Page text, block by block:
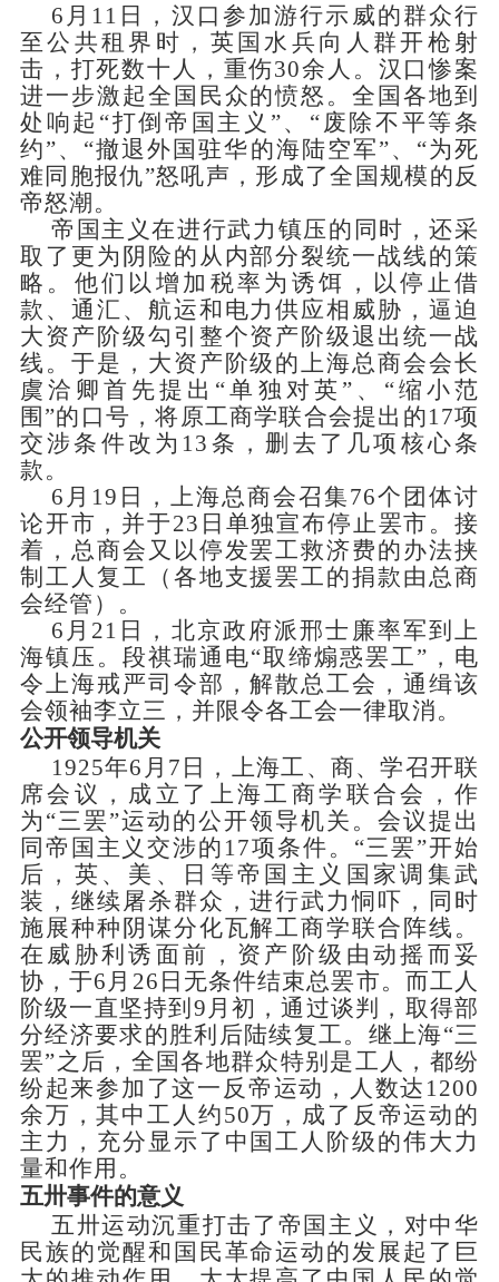
6月11日，汉口参加游行示威的群众行
至公共租界时，英国水兵向人群开枪射
击，打死数十人，重伤30余人。汉口惨案
进一步激起全国民众的愤怒。全国各地到
处响起“打倒帝国主义”、“废除不平等条
约”、“撤退外国驻华的海陆空军”、“为死
难同胞报仇”怒吼声，形成了全国规模的反
帝怒潮。
帝国主义在进行武力镇压的同时，还采
取了更为阴险的从内部分裂统一战线的策
略。他们以增加税率为诱饵，以停止借
款、通汇、航运和电力供应相威胁，逼迫
大资产阶级勾引整个资产阶级退出统一战
线。于是，大资产阶级的上海总商会会长
虞洽卿首先提出 “单独对英”、“缩小范
围”的口号，将原工商学联合会提出的17项
交涉条件改为13条，删去了几项核心条
款。
6月19日，上海总商会召集76个团体讨
论开市，并于23日单独宣布停止罢市。接
着，总商会又以停发罢工救济费的办法挟
制工人复工（各地支援罢工的捐款由总商
会经管）。
6月21日，北京政府派邢士廉率军到上
海镇压。段祺瑞通电“取缔煽惑罢工”，电
令上海戒严司令部，解散总工会，通缉该
会领袖李立三，并限令各工会一律取消。
公开领导机关
1925年6月7日，上海工、商、学召开联
席会议，成立了上海工商学联合会，作
为“三罢”运动的公开领导机关。会议提出
同帝国主义交涉的17项条件。“三罢”开始
后，英、美、日等帝国主义国家调集武
装，继续屠杀群众，进行武力恫吓，同时
施展种种阴谋分化瓦解工商学联合阵线。
在威胁利诱面前，资产阶级由动摇而妥
协，于6月26日无条件结束总罢市。而工人
阶级一直坚持到9月初，通过谈判，取得部
分经济要求的胜利后陆续复工。继上海“三
罢”之后，全国各地群众特别是工人，都纷
纷起来参加了这一反帝运动，人数达1200
余万，其中工人约50万，成了反帝运动的
主力，充分显示了中国工人阶级的伟大力
量和作用。
五卅事件的意义
五卅运动沉重打击了帝国主义，对中华
民族的觉醒和国民革命运动的发展起了巨